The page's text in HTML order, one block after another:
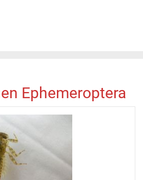
Ephemeroptera